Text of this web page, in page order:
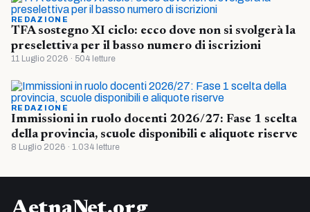
REDAZIONE
TFA sostegno XI ciclo: ecco dove non si svolgerà la
preselettiva per il basso numero di iscrizioni
11 Luglio 2026 · 504 letture
REDAZIONE
Immissioni in ruolo docenti 2026/27: Fase 1 scelta
della provincia, scuole disponibili e aliquote riserve
8 Luglio 2026 · 1.034 letture